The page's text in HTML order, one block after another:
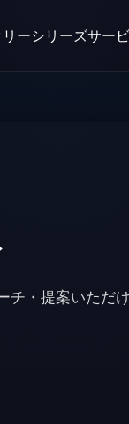
ーシリーズサー
・提案いただ